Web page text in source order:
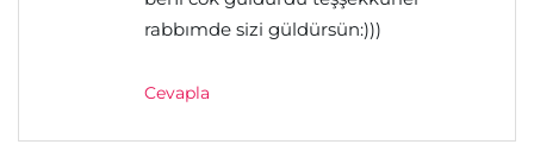
rabbımde sizi güldürsün:)))
Cevapla